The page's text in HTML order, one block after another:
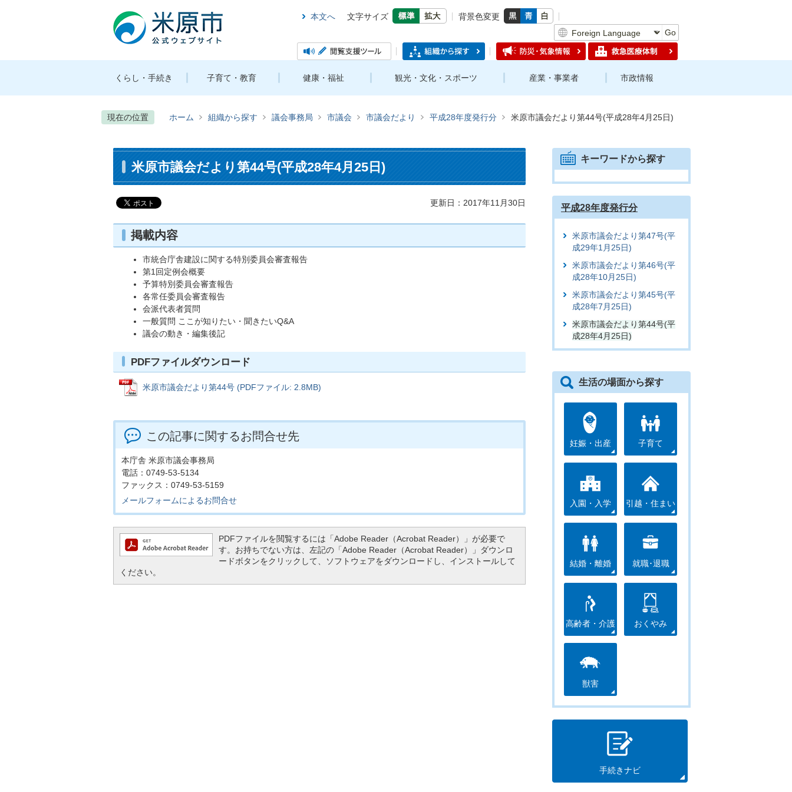
本文へ 文字サイズ
背景色変更
Go
くらし・手続き 子育て・教育 健康・福祉 観光・文化・スポーツ 産業・事業者 市政情報
現在の位置 ホーム 組織から探す 議会事務局 市議会 市議会だより 平成28年度発行分 米原市議会だより第44号(平成28年4月25日)
米原市議会だより第44号(平成28年4月25日)
更新日：2017年11月30日
掲載内容
市統合庁舎建設に関する特別委員会審査報告
第1回定例会概要
予算特別委員会審査報告
各常任委員会審査報告
会派代表者質問
一般質問 ここが知りたい・聞きたいQ&A
議会の動き・編集後記
PDFファイルダウンロード
米原市議会だより第44号 (PDFファイル: 2.8MB)
この記事に関するお問合せ先
本庁舎 米原市議会事務局
電話：0749-53-5134
ファックス：0749-53-5159
メールフォームによるお問合せ
PDFファイルを閲覧するには「Adobe Reader（Acrobat Reader）」が必要で
す。お持ちでない方は、左記の「Adobe Reader（Acrobat Reader）」ダウンロ
ードボタンをクリックして、ソフトウェアをダウンロードし、インストールして
ください。
キーワードから探す
平成28年度発行分
米原市議会だより第47号(平
成29年1月25日)
米原市議会だより第46号(平
成28年10月25日)
米原市議会だより第45号(平
成28年7月25日)
米原市議会だより第44号(平
成28年4月25日)
生活の場面から探す
妊娠・出産 子育て
入園・入学 引越・住まい
結婚・離婚 就職･退職
高齢者・介護 おくやみ
獣害
手続きナビ